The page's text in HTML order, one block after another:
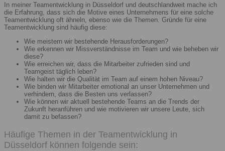
In meiner Teamentwicklung in Düsseldorf und deutschlandweit mache ich
die Erfahrung, dass sich die Motive eines Unternehmens für eine solche
Teamentwicklung oft ähneln, ebenso wie die Themen. Gründe für eine
Teamentwicklung sind häufig diese:
Wie meistern wir bestehende Herausforderungen?
Wie erkennen wir Missverständnisse im Team und wie beheben wir
diese?
Wie erreichen wir, dass die Mitarbeiter zufrieden sind und
Teamgeist täglich leben?
Wie halten wir die Qualität im Team auf einem hohen Niveau?
Wie binden wir Mitarbeiter emotional an unser Unternehmen und
verhindern, dass die Besten uns verlassen?
Wie können wir aktuell bestehende Teams an die Trends der
Zukunft heranführen und wie motivieren wir unsere Leute, sich
damit zu befassen?
Häufige Themen in der Teamentwicklung in
Düsseldorf können folgende sein: